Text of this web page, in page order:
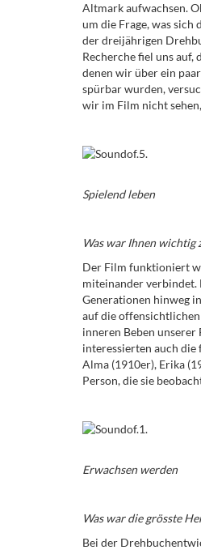
Altmark aufwachsen.
um die Frage, was
der dreijährigen
Recherche fiel uns auf,
denen wir über ein
spürbar wurden,
wir im Film nicht
Spielend leben
Was war Ihnen wichtig
Der Film funktioniert
miteinander verbindet.
Generationen hinweg
auf die offensichtlichen
inneren Beben unserer
interessierten auch die
Alma (1910er), Erika
Person, die sie
Erwachsen werden
Was war die grösste
Bei der